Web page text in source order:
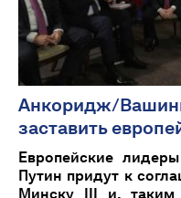
Анкоридж/
заставить
Европейские
Путин придут к
Минску III и, таким